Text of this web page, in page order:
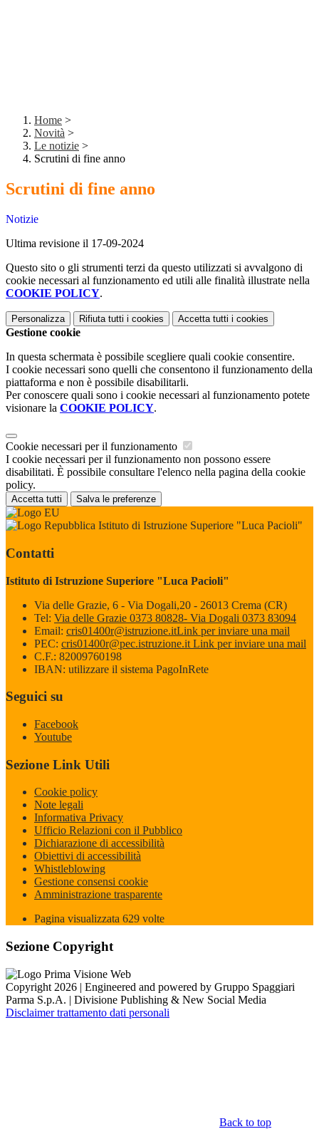
Home >
Novità >
Le notizie >
Scrutini di fine anno
Scrutini di fine anno
Notizie
Ultima revisione il 17-09-2024
Questo sito o gli strumenti terzi da questo utilizzati si avvalgono di
cookie necessari al funzionamento ed utili alle finalità illustrate nella
COOKIE POLICY.
Personalizza Rifiuta tutti i cookies Accetta tutti i cookies
Gestione cookie
In questa schermata è possibile scegliere quali cookie consentire.
I cookie necessari sono quelli che consentono il funzionamento della
piattaforma e non è possibile disabilitarli.
Per conoscere quali sono i cookie necessari al funzionamento potete
visionare la COOKIE POLICY.
Cookie necessari per il funzionamento
I cookie necessari per il funzionamento non possono essere
disabilitati. È possibile consultare l'elenco nella pagina della cookie
policy.
Accetta tutti Salva le preferenze
Istituto di Istruzione Superiore "Luca Pacioli"
Contatti
Istituto di Istruzione Superiore "Luca Pacioli"
Via delle Grazie, 6 - Via Dogali,20 - 26013 Crema (CR)
Tel: Via delle Grazie 0373 80828- Via Dogali 0373 83094
Email: cris01400r@istruzione.itLink per inviare una mail
PEC: cris01400r@pec.istruzione.it Link per inviare una mail
C.F.: 82009760198
IBAN: utilizzare il sistema PagoInRete
Seguici su
Facebook
Youtube
Sezione Link Utili
Cookie policy
Note legali
Informativa Privacy
Ufficio Relazioni con il Pubblico
Dichiarazione di accessibilità
Obiettivi di accessibilità
Whistleblowing
Gestione consensi cookie
Amministrazione trasparente
Pagina visualizzata 629 volte
Sezione Copyright
Copyright 2026 | Engineered and powered by Gruppo Spaggiari
Parma S.p.A. | Divisione Publishing & New Social Media
Disclaimer trattamento dati personali
Back to top